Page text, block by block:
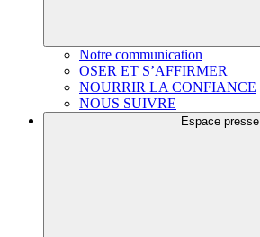
Notre communication
OSER ET S’AFFIRMER
NOURRIR LA CONFIANCE
NOUS SUIVRE
Espace presse